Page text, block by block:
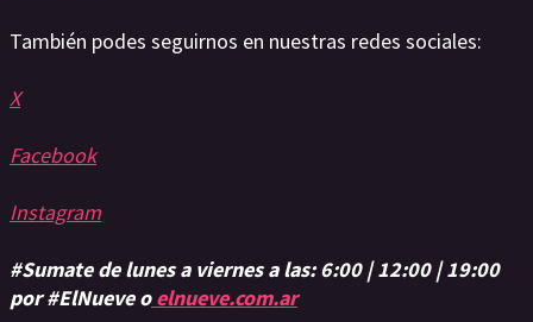
También podes seguirnos en nuestras redes sociales:
X
Facebook
Instagram
#Sumate de lunes a viernes a las: 6:00 | 12:00 | 19:00
por #ElNueve o elnueve.com.ar